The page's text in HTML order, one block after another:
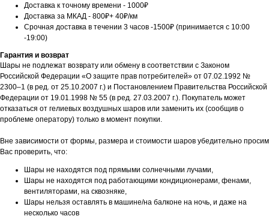
Доставка к точному времени - 1000₽
Доставка за МКАД - 800₽+ 40₽/км
Срочная доставка в течении 3 часов -1500₽ (принимается с 10:00
-19:00)
Гарантия и возврат
Шары не подлежат возврату или обмену в соответствии с Законом
Российской Федерации «О защите прав потребителей» от 07.02.1992 №
2300–1 (в ред. от 25.10.2007 г.) и Постановлением Правительства Российской
Федерации от 19.01.1998 № 55 (в ред. 27.03.2007 г.). Покупатель может
отказаться от гелиевых воздушных шаров или заменить их (сообщив о
проблеме оператору) только в момент покупки.
Вне зависимости от формы, размера и стоимости шаров убедительно просим
Вас проверить, что:
Шары не находятся под прямыми солнечными лучами,
Шары не находятся под работающими кондиционерами, фенами,
вентиляторами, на сквозняке,
Шары нельзя оставлять в машине/на балконе на ночь, и даже на
несколько часов